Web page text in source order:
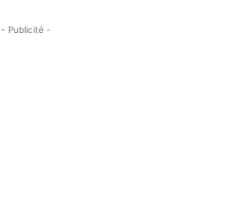
- Publicité -